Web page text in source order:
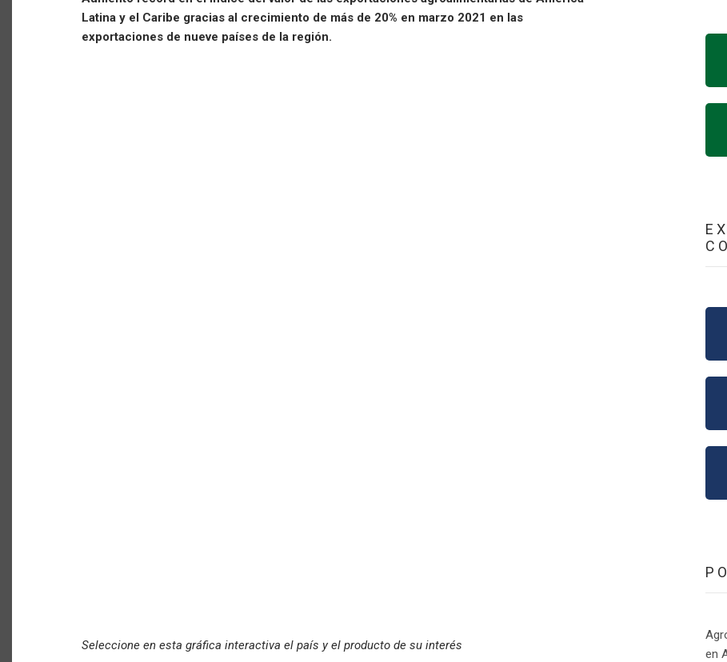
Latina y el Caribe gracias al crecimiento de más de 20% en marzo 2021 en las
exportaciones de nueve países de la región.
Seleccione en esta gráfica interactiva el país y el producto de su interés
en